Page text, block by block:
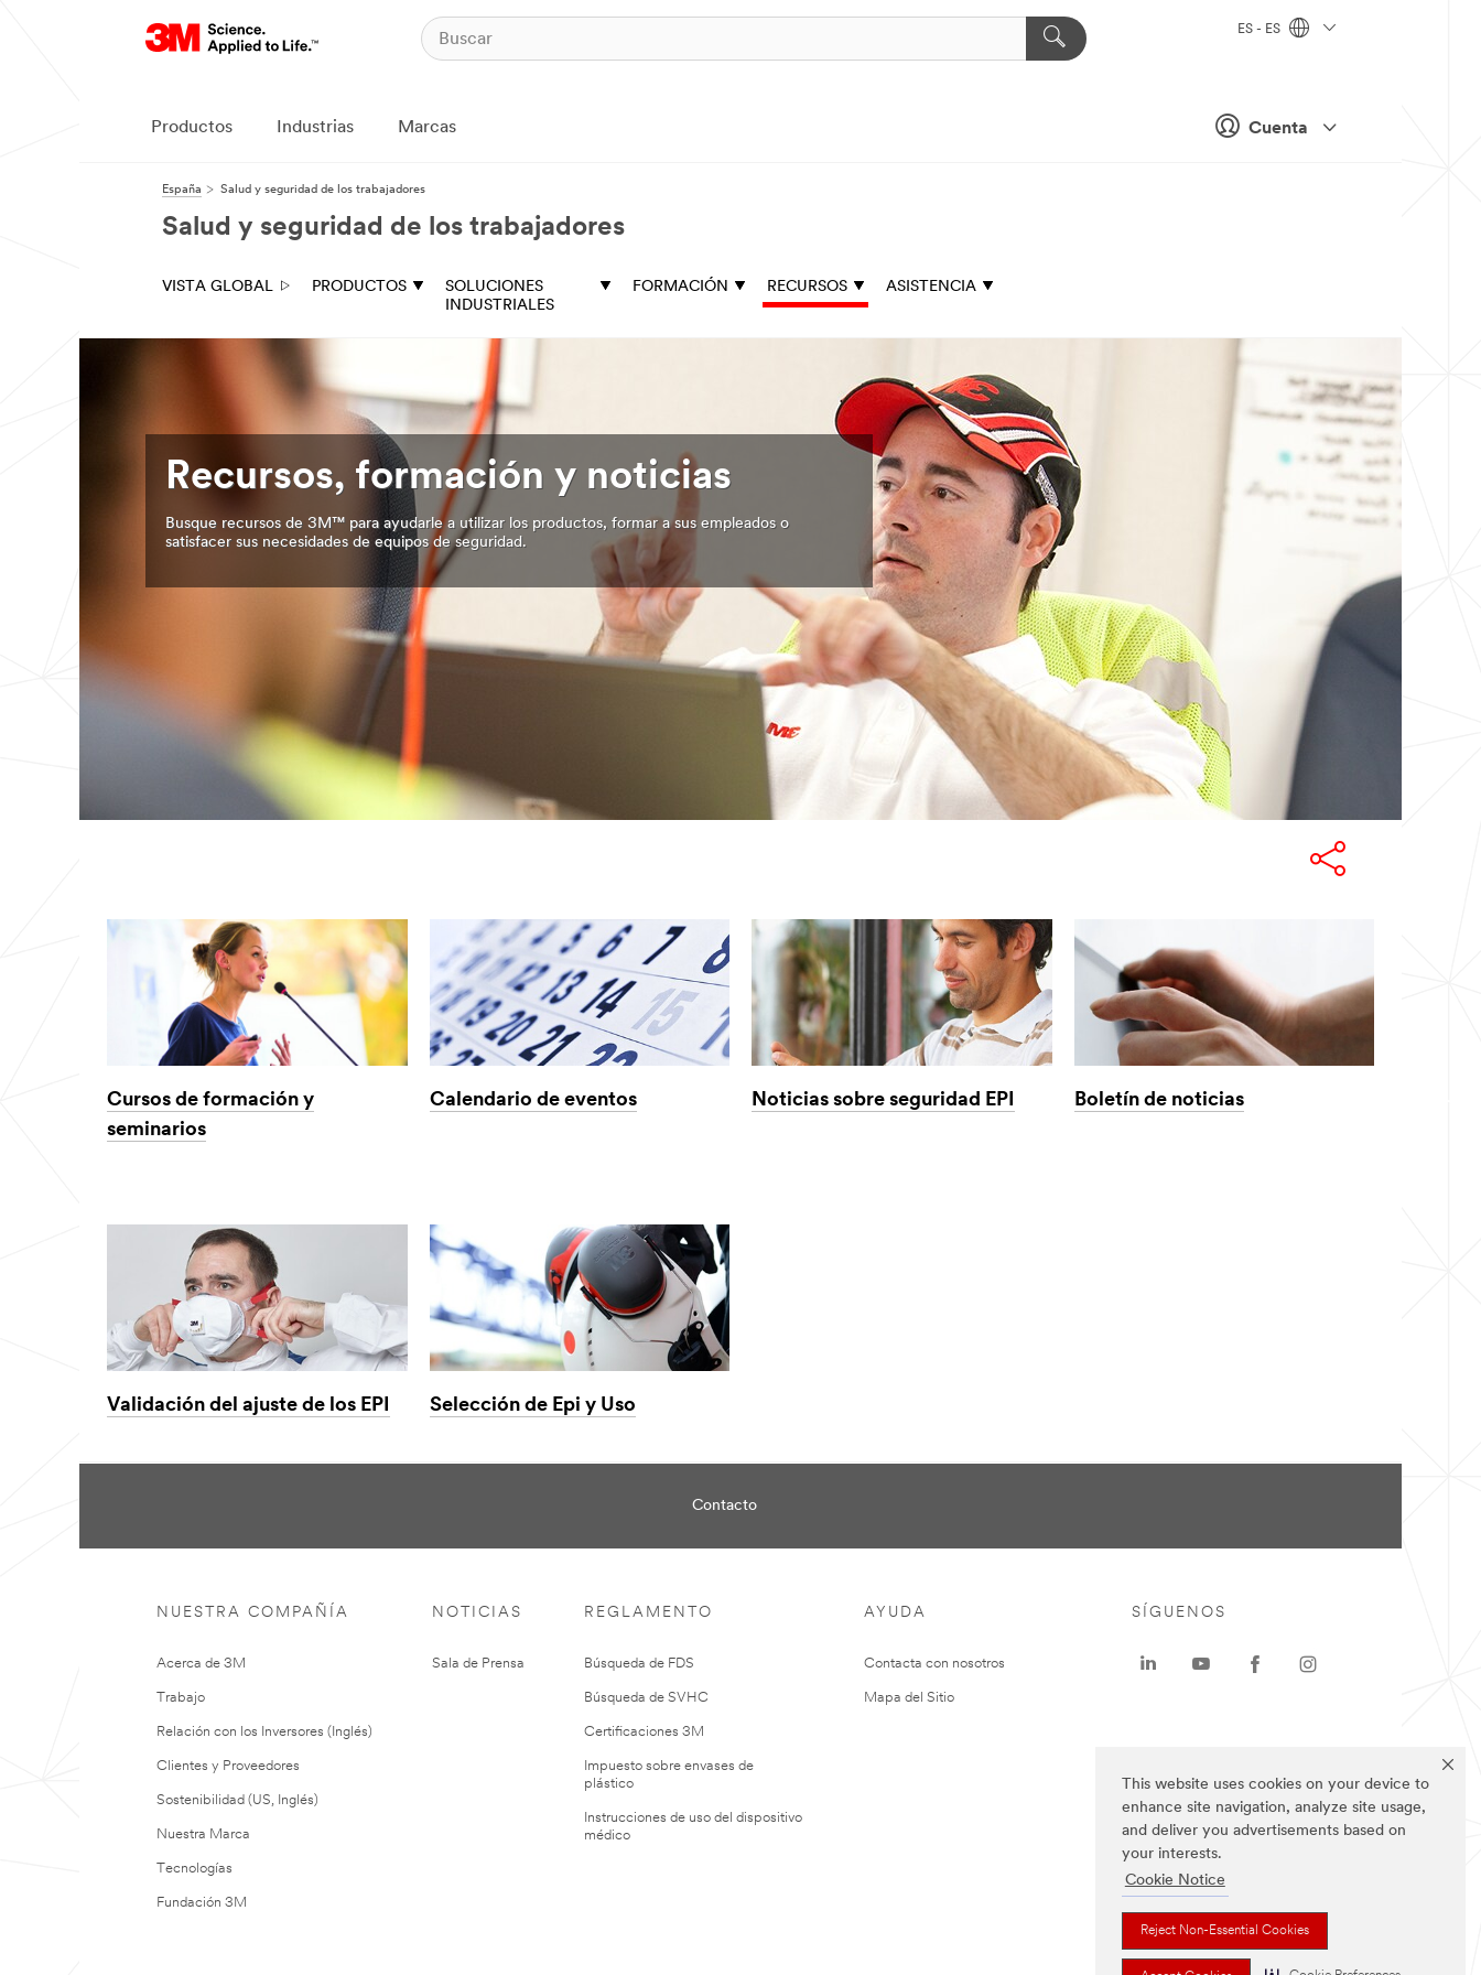
This website uses cookies on your device to
enhance site navigation, analyze site usage,
and deliver you advertisements based on
your interests.
Cookie Notice
Reject Non-Essential Cookies
Cuenta
ES - ES
Productos Industrias Marcas
España Salud y seguridad de los trabajadores
Salud y seguridad de los trabajadores
VISTA GLOBAL PRODUCTOS
SOLUCIONES
INDUSTRIALES
FORMACIÓN RECURSOS ASISTENCIA
Recursos, formación y noticias
Busque recursos de 3M™ para ayudarle a utilizar los productos, formar a sus empleados o
satisfacer sus necesidades de equipos de seguridad.
Cursos de formación y
seminarios
Calendario de eventos Noticias sobre seguridad EPI Boletín de noticias
Validación del ajuste de los EPI Selección de Epi y Uso
Contacto
NUESTRA COMPAÑÍA
Acerca de 3M
Trabajo
Relación con los Inversores (Inglés)
Clientes y Proveedores
Sostenibilidad (US, Inglés)
Nuestra Marca
Tecnologías
Fundación 3M
NOTICIAS
Sala de Prensa
REGLAMENTO
Búsqueda de FDS
Búsqueda de SVHC
Certificaciones 3M
Impuesto sobre envases de
plástico
Instrucciones de uso del dispositivo
médico
AYUDA
Contacta con nosotros
Mapa del Sitio
SÍGUENOS